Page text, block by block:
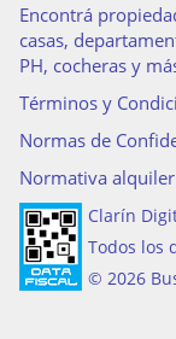
Encontrá
casas,
PH, cocheras y
Términos y
Normas de
Normativa
Clarín
Todos los
© 2026